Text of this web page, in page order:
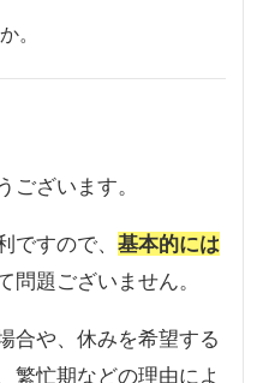
。
ございます。
ですので、基本的には
問題ございません。
合や、休みを希望する
繁忙期などの理由によ